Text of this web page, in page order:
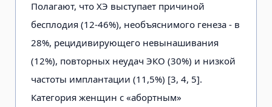
Полагают, что ХЭ выступает причиной
бесплодия (12-46%), необъяснимого генеза - в
28%, рецидивирующего невынашивания
(12%), повторных неудач ЭКО (30%) и низкой
частоты имплантации (11,5%) [3, 4, 5].
Категория женщин с «абортным»